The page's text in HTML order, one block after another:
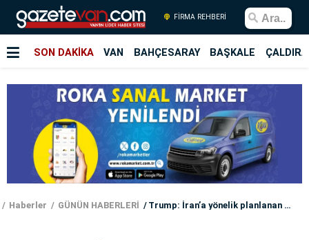
FİRMA REHBERİ
SON DAKİKA VAN BAHÇESARAY BAŞKALE
Haberler GÜNÜN HABERLERİ Trump: İran’a yönelik planlanan saldırıları iptal ettim